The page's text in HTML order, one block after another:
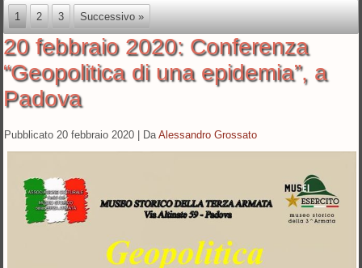
1 2 3 Successivo »
20 febbraio 2020: Conferenza
“Geopolitica di una epidemia”, a
Padova
Pubblicato 20 febbraio 2020 Da Alessandro Grossato